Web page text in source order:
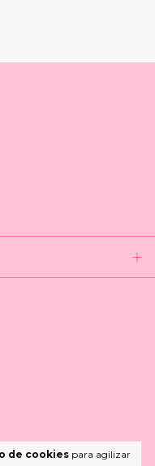
de cookies para agilizar
reservados.